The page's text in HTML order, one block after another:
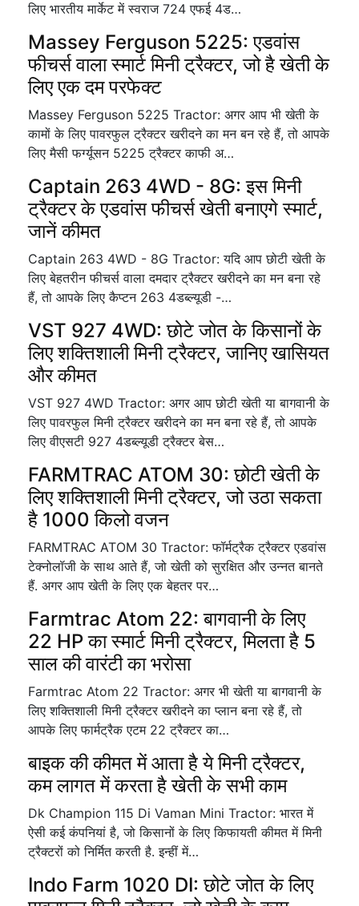
लिए भारतीय मार्केट में स्वराज 724 एफई 4ड…
Massey Ferguson 5225: एडवांस
फीचर्स वाला स्मार्ट मिनी ट्रैक्टर, जो है खेती के
लिए एक दम परफेक्ट
Massey Ferguson 5225 Tractor: अगर आप भी खेती के
कामों के लिए पावरफुल ट्रैक्टर खरीदने का मन बन रहे हैं, तो आपके
लिए मैसी फर्ग्यूसन 5225 ट्रैक्टर काफी अ…
Captain 263 4WD - 8G: इस मिनी
ट्रैक्टर के एडवांस फीचर्स खेती बनाएगे स्मार्ट,
जानें कीमत
Captain 263 4WD - 8G Tractor: यदि आप छोटी खेती के
लिए बेहतरीन फीचर्स वाला दमदार ट्रैक्टर खरीदने का मन बना रहे
हैं, तो आपके लिए कैप्टन 263 4डब्ल्यूडी -…
VST 927 4WD: छोटे जोत के किसानों के
लिए शक्तिशाली मिनी ट्रैक्टर, जानिए खासियत
और कीमत
VST 927 4WD Tractor: अगर आप छोटी खेती या बागवानी के
लिए पावरफुल मिनी ट्रैक्टर खरीदने का मन बना रहे हैं, तो आपके
लिए वीएसटी 927 4डब्ल्यूडी ट्रैक्टर बेस…
FARMTRAC ATOM 30: छोटी खेती के
लिए शक्तिशाली मिनी ट्रैक्टर, जो उठा सकता
है 1000 किलो वजन
FARMTRAC ATOM 30 Tractor: फॉर्मट्रैक ट्रैक्टर एडवांस
टेक्नोलॉजी के साथ आते हैं, जो खेती को सुरक्षित और उन्नत बानते
हैं. अगर आप खेती के लिए एक बेहतर पर…
Farmtrac Atom 22: बागवानी के लिए
22 HP का स्मार्ट मिनी ट्रैक्टर, मिलता है 5
साल की वारंटी का भरोसा
Farmtrac Atom 22 Tractor: अगर भी खेती या बागवानी के
लिए शक्तिशाली मिनी ट्रैक्टर खरीदने का प्लान बना रहे हैं, तो
आपके लिए फार्मट्रैक एटम 22 ट्रैक्टर का…
बाइक की कीमत में आता है ये मिनी ट्रैक्टर,
कम लागत में करता है खेती के सभी काम
Dk Champion 115 Di Vaman Mini Tractor: भारत में
ऐसी कई कंपनियां है, जो किसानों के लिए किफायती कीमत में मिनी
ट्रैक्टरों को निर्मित करती है. इन्हीं में…
Indo Farm 1020 DI: छोटे जोत के लिए